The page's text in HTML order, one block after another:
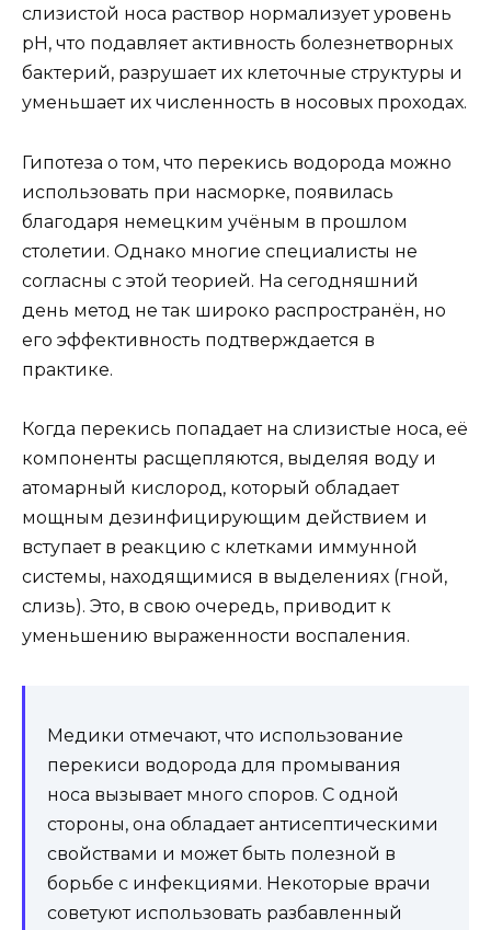
слизистой носа раствор нормализует уровень
pH, что подавляет активность болезнетворных
бактерий, разрушает их клеточные структуры и
уменьшает их численность в носовых проходах.
Гипотеза о том, что перекись водорода можно
использовать при насморке, появилась
благодаря немецким учёным в прошлом
столетии. Однако многие специалисты не
согласны с этой теорией. На сегодняшний
день метод не так широко распространён, но
его эффективность подтверждается в
практике.
Когда перекись попадает на слизистые носа, её
компоненты расщепляются, выделяя воду и
атомарный кислород, который обладает
мощным дезинфицирующим действием и
вступает в реакцию с клетками иммунной
системы, находящимися в выделениях (гной,
слизь). Это, в свою очередь, приводит к
уменьшению выраженности воспаления.
Медики отмечают, что использование
перекиси водорода для промывания
носа вызывает много споров. С одной
стороны, она обладает антисептическими
свойствами и может быть полезной в
борьбе с инфекциями. Некоторые врачи
советуют использовать разбавленный